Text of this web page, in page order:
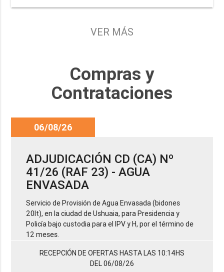
objetivo brindar una solución habitacional a docentes,
Provincia y del Servicio Penitenciario.
VER MÁS
Compras y
Contrataciones
06/08/26
ADJUDICACIÓN CD (CA) Nº
41/26 (RAF 23) - AGUA
ENVASADA
Servicio de Provisión de Agua Envasada (bidones
20lt), en la ciudad de Ushuaia, para Presidencia y
Policía bajo custodia para el IPV y H, por el término de
12 meses.
RECEPCIÓN DE OFERTAS HASTA LAS 10:14HS
DEL 06/08/26